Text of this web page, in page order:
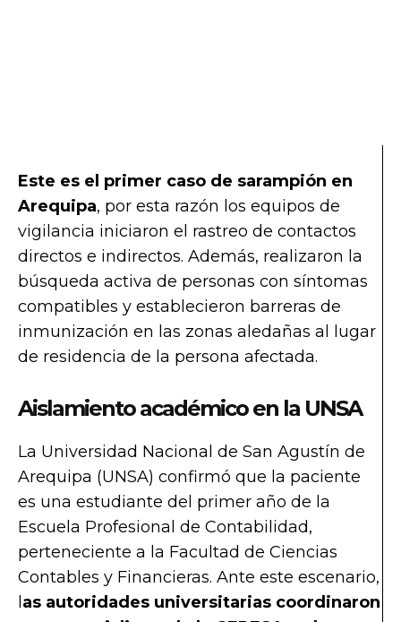
Este es el primer caso de sarampión en
Arequipa, por esta razón los equipos de
vigilancia iniciaron el rastreo de contactos
directos e indirectos. Además, realizaron la
búsqueda activa de personas con síntomas
compatibles y establecieron barreras de
inmunización en las zonas aledañas al lugar
de residencia de la persona afectada.
Aislamiento académico en la UNSA
La Universidad Nacional de San Agustín de
Arequipa (UNSA) confirmó que la paciente
es una estudiante del primer año de la
Escuela Profesional de Contabilidad,
perteneciente a la Facultad de Ciencias
Contables y Financieras. Ante este escenario,
as autoridades universitarias coordinaron